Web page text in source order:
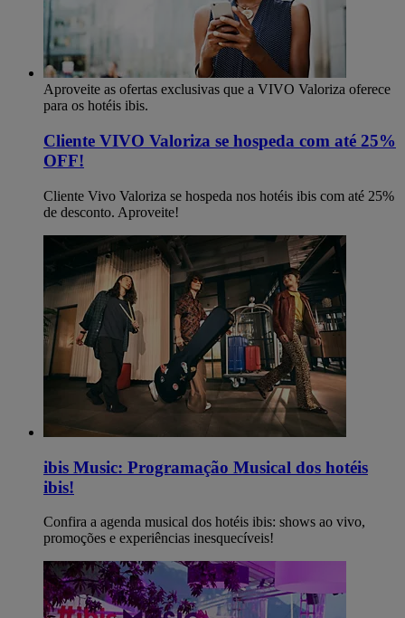
Aproveite as ofertas exclusivas que a VIVO Valoriza oferece
para os hotéis ibis.
Cliente VIVO Valoriza se hospeda com até 25%
OFF!
Cliente Vivo Valoriza se hospeda nos hotéis ibis com até 25%
de desconto. Aproveite!
ibis Music: Programação Musical dos hotéis
ibis!
Confira a agenda musical dos hotéis ibis: shows ao vivo,
promoções e experiências inesquecíveis!